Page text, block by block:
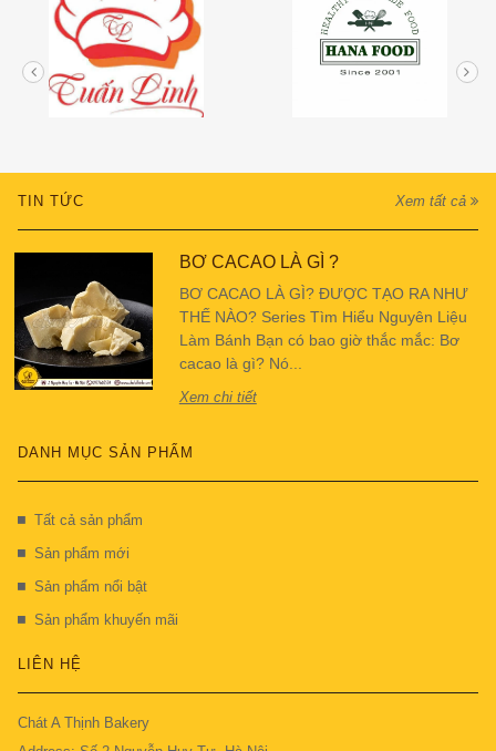
TIN TỨC Xem tất cả
BƠ CACAO LÀ GÌ ?
BƠ CACAO LÀ GÌ? ĐƯỢC TẠO RA NHƯ
THẾ NÀO? Series Tìm Hiểu Nguyên Liệu
Làm Bánh Bạn có bao giờ thắc mắc: Bơ
cacao là gì? Nó...
Xem chi tiết
DANH MỤC SẢN PHẨM
Tất cả sản phẩm
Sản phẩm mới
Sản phẩm nổi bật
Sản phẩm khuyến mãi
LIÊN HỆ
Chát A Thịnh Bakery